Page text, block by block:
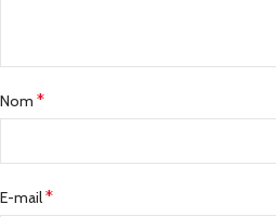
Nom *
E-mail*